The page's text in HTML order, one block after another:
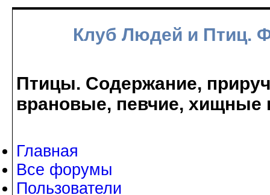
Клуб Людей и Птиц.
Птицы. Содержание,
врановые, певчие, хищные
Главная
Все форумы
Пользователи